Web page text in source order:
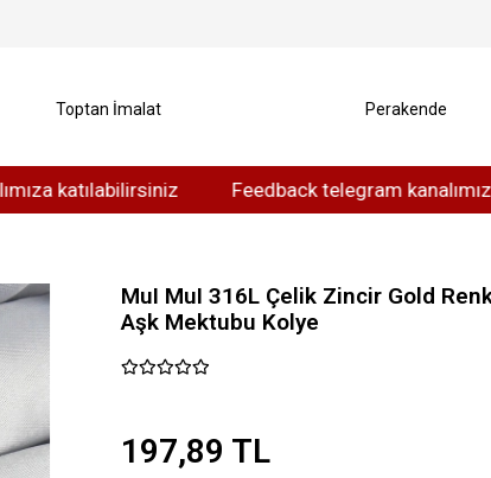
Feedback telegram kanalımızı
Toptan İmalat Perakende
MuI MuI 316L Çelik Zincir Gold
Aşk Mektubu Kolye
197,89 TL